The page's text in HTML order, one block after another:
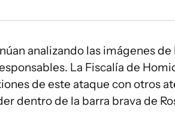
analizando las imágenes
La Fiscalía de
de este ataque con otros
dentro de la barra brava de